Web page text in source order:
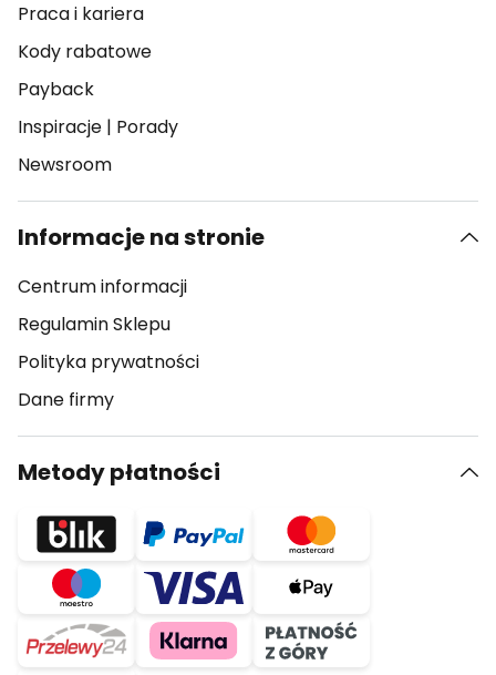
Praca i kariera
Kody rabatowe
Payback
Inspiracje | Porady
Newsroom
Informacje na stronie
Centrum informacji
Regulamin Sklepu
Polityka prywatności
Dane firmy
Metody płatności